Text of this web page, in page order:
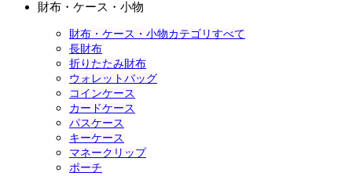
財布・ケース・小物
財布・ケース・小物カテゴリすべて
長財布
折りたたみ財布
ウォレットバッグ
コインケース
カードケース
パスケース
キーケース
マネークリップ
ポーチ